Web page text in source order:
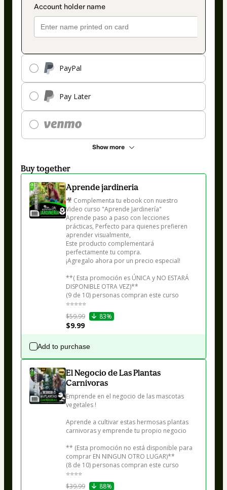
PayPal
Pay Later
Show more
Buy together
Aprende jardineria
🎥 Complementa tu ebook con nuestro
Video curso "Aprende Jardinería"
Aprende paso a paso con lecciones
prácticas, Perfecto para quienes prefieren
aprender visualmente,
Este producto complementará
perfectamente tu compra.
¡Agregalo ahora por un precio especial!
**( Esta promoción es ÚNICA y NO ESTARÁ
DISPONIBLE OTRA VEZ)**
(9 de 10) personas compran este curso
⭐⭐⭐⭐⭐
$59.99
83%
$9.99
Add to purchase
El Negocio de Las Plantas
Carnivoras
Emprende en el negocio de las mascotas
vegetales !
Aprende a cultivar estas hermosas plantas
carnivoras y emprende tu propio negocio
** (Esta promoción no está disponible para
comprar EN NINGUN OTRO LUGAR)**
(8 de 10) personas compran este curso
⭐⭐⭐⭐
$39.99
88%